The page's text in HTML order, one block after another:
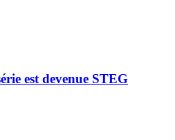
est devenue STEG